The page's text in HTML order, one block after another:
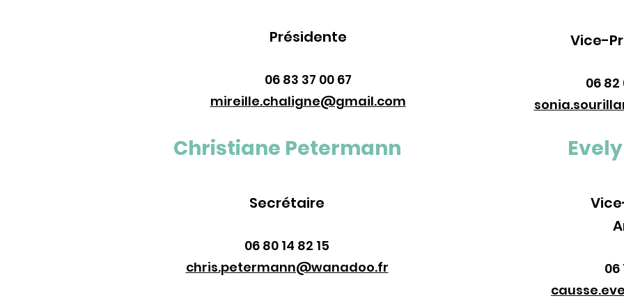
Présidente
06 83 37 00 67
mireille.chaligne@gmail.com
Vice-
06 82
Christiane Petermann
Secrétaire
06 80 14 82 15
chris.petermann@wanadoo.fr
06